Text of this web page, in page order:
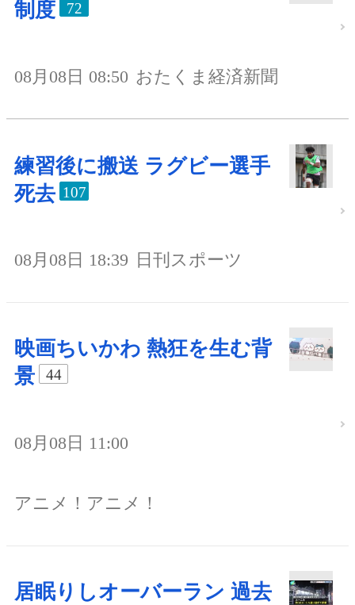
制度 72
08月08日 08:50 おたくま経済新聞
練習後に搬送 ラグビー選手
死去 107
08月08日 18:39 日刊スポーツ
映画ちいかわ 熱狂を生む背
景
44
08月08日 11:00
アニメ！アニメ！
居眠りしオーバーラン 過去